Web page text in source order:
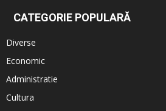
CATEGORIE POPULARĂ
Diverse
Economic
Administratie
Cultura